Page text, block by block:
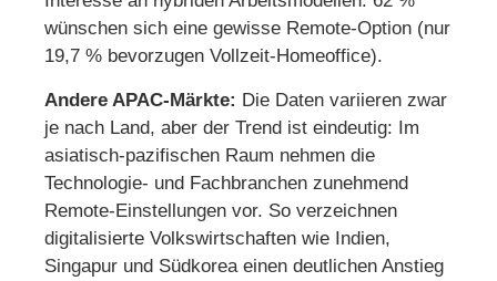
wünschen sich eine gewisse Remote-Option (nur
19,7 % bevorzugen Vollzeit-Homeoffice).
Andere APAC-Märkte: Die Daten variieren zwar
je nach Land, aber der Trend ist eindeutig: Im
asiatisch-pazifischen Raum nehmen die
Technologie- und Fachbranchen zunehmend
Remote-Einstellungen vor. So verzeichnen
digitalisierte Volkswirtschaften wie Indien,
Singapur und Südkorea einen deutlichen Anstieg